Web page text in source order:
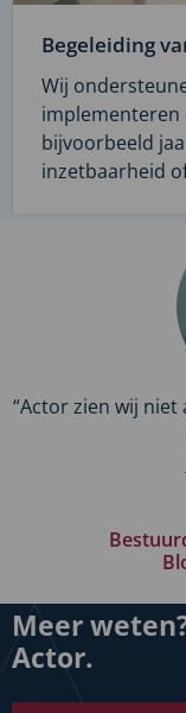
Begeleiding
Wij
implementeren
bijvoorbeeld
inzetbaarheid
“Actor zien wij
Meer
Actor.